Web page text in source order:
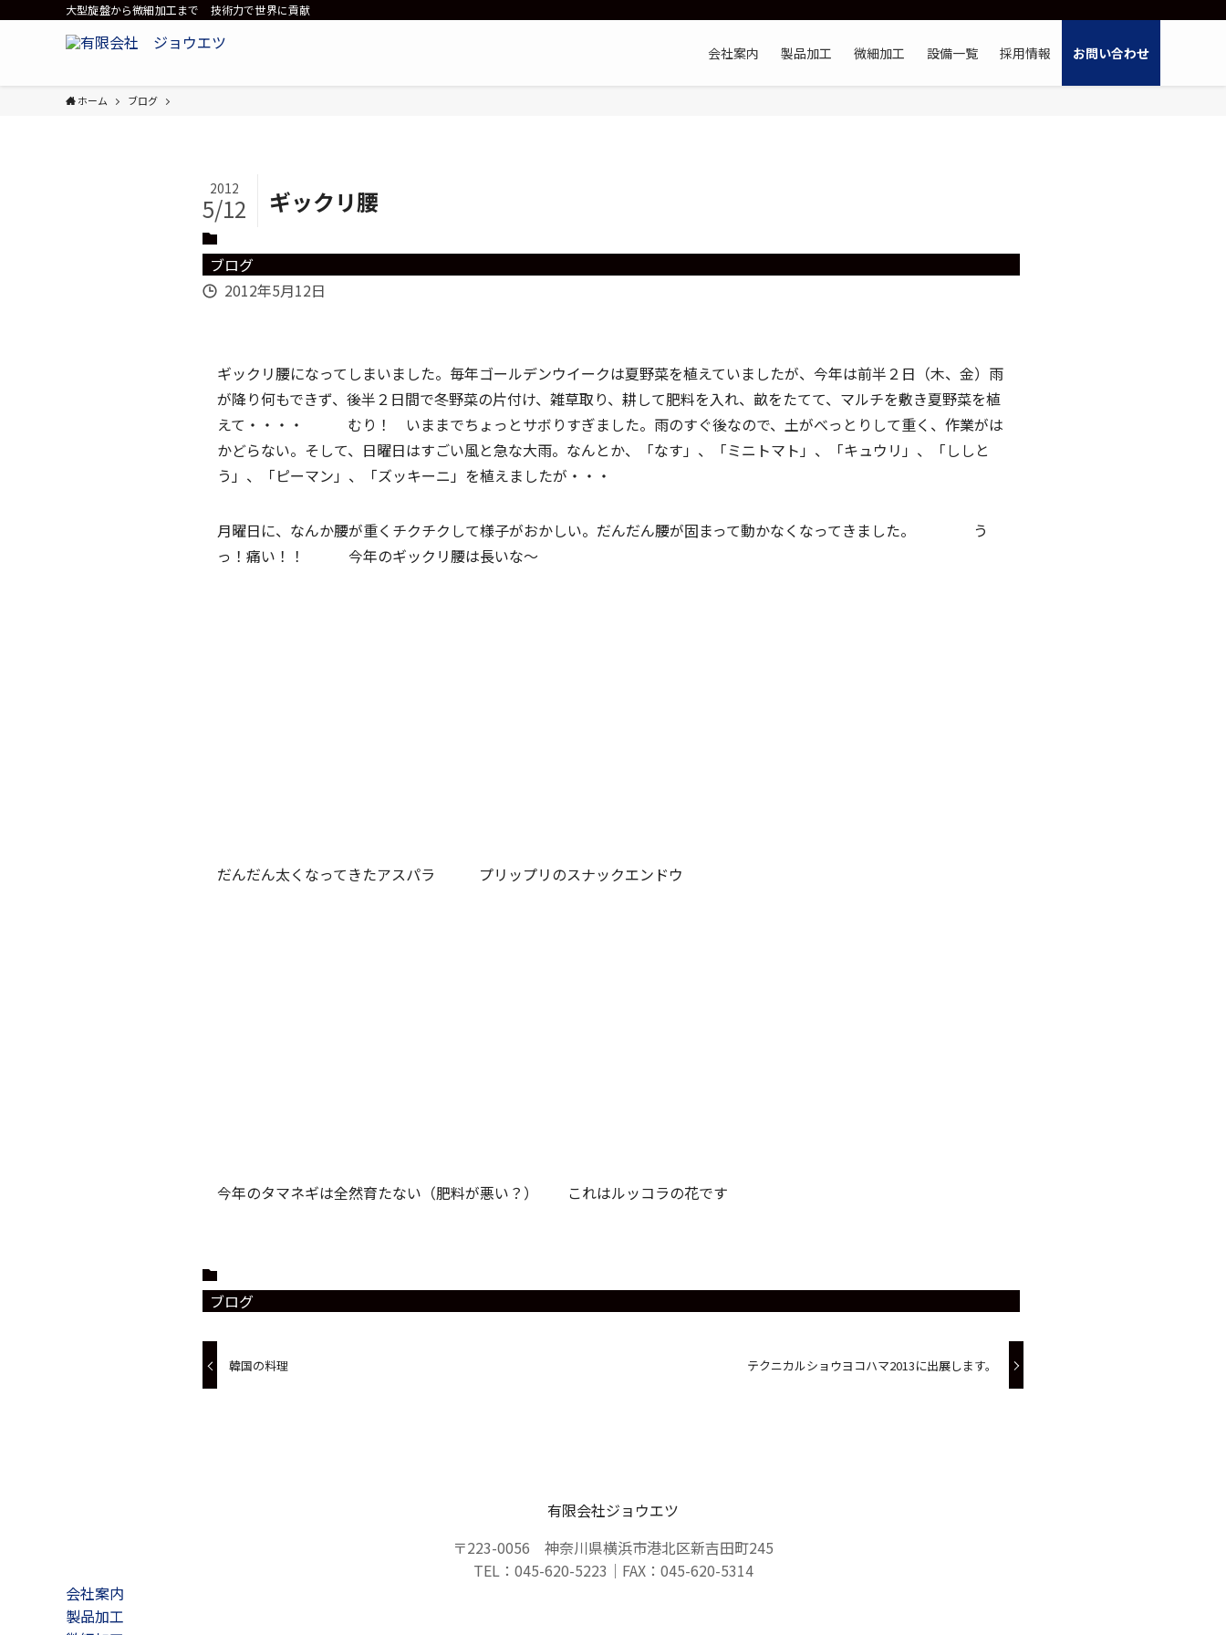
大型旋盤から微細加工まで 技術力で世界に貢献
会社案内 製品加工 微細加工 設備一覧 採用情報 お問い合わせ
ホーム ブログ
ギックリ腰
2012
5/12
ブログ
2012年5月12日
ギックリ腰になってしまいました。毎年ゴールデンウイークは夏野菜を植えていましたが、今年は前半２日（木、金）雨
が降り何もできず、後半２日間で冬野菜の片付け、雑草取り、耕して肥料を入れ、畝をたてて、マルチを敷き夏野菜を植
えて・・・・ むり！ いままでちょっとサボりすぎました。雨のすぐ後なので、土がべっとりして重く、作業がは
かどらない。そして、日曜日はすごい風と急な大雨。なんとか、「なす」、「ミニトマト」、「キュウリ」、「ししと
う」、「ピーマン」、「ズッキーニ」を植えましたが・・・
月曜日に、なんか腰が重くチクチクして様子がおかしい。だんだん腰が固まって動かなくなってきました。
う
っ！痛い！！
今年のギックリ腰は長いな～
だんだん太くなってきたアスパラ プリップリのスナックエンドウ
今年のタマネギは全然育たない（肥料が悪い？） これはルッコラの花です
ブログ
韓国の料理 テクニカルショウヨコハマ2013に出展します。
有限会社ジョウエツ
〒223-0056 神奈川県横浜市港北区新吉田町245
TEL：045-620-5223｜FAX：045-620-5314
会社案内
製品加工